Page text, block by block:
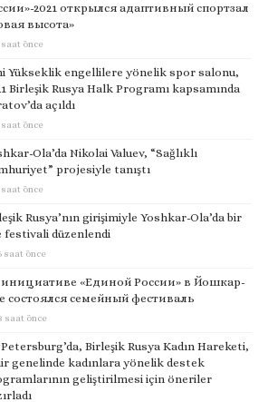
2021 открылся адаптивный спортзал
высота»
saat önce
Yükseklik engellilere yönelik spor salonu,
Birleşik Rusya Halk Programı kapsamında
açıldı
saat önce
Ola’da Nikolai Valuev, “Sağlıklı
projesiyle tanıştı
saat önce
Rusya’nın girişimiyle Yoshkar-Ola’da bir
festivali düzenlendi
saat önce
«Единой России» в Йошкар-
состоялся семейный фестиваль
saat önce
Birleşik Rusya Kadın Hareketi,
genelinde kadınlara yönelik destek
geliştirilmesi için öneriler